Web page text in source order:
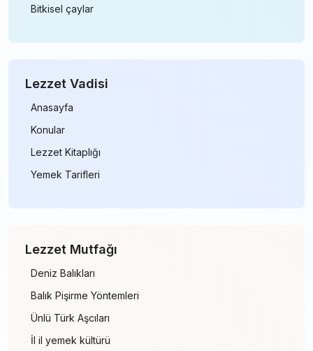
Bitkisel çaylar
Lezzet Vadisi
Anasayfa
Konular
Lezzet Kitaplığı
Yemek Tarifleri
Lezzet Mutfağı
Deniz Balıkları
Balık Pişirme Yöntemleri
Ünlü Türk Aşcıları
İl il yemek kültürü